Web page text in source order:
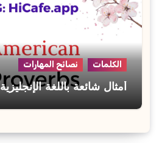
الكلمات نصائح المهارات
أمثال شائعة باللغة الإنجليزية